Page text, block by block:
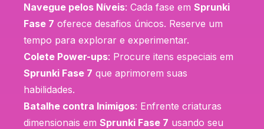
Navegue pelos Níveis: Cada fase em Sprunki
Fase 7 oferece desafios únicos. Reserve um
tempo para explorar e experimentar.
Colete Power-ups: Procure itens especiais em
Sprunki Fase 7 que aprimorem suas
habilidades.
Batalhe contra Inimigos: Enfrente criaturas
dimensionais em Sprunki Fase 7 usando seu